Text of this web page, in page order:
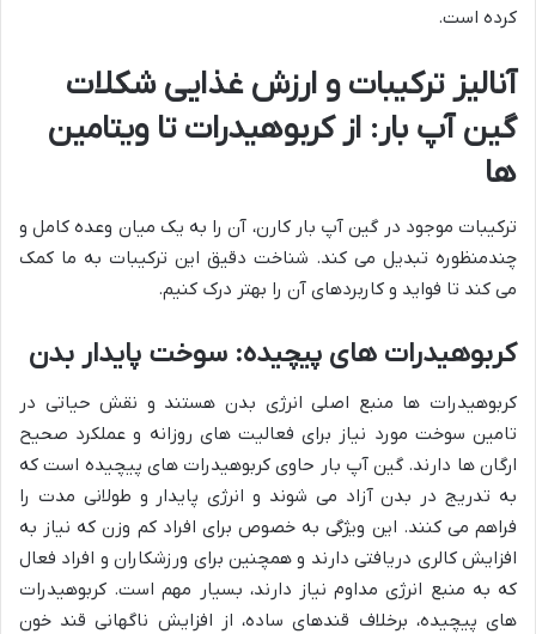
کرده است.
آنالیز ترکیبات و ارزش غذایی شکلات
گین آپ بار: از کربوهیدرات تا ویتامین
ها
ترکیبات موجود در گین آپ بار کارن، آن را به یک میان وعده کامل و
چندمنظوره تبدیل می کند. شناخت دقیق این ترکیبات به ما کمک
می کند تا فواید و کاربردهای آن را بهتر درک کنیم.
کربوهیدرات های پیچیده: سوخت پایدار بدن
کربوهیدرات ها منبع اصلی انرژی بدن هستند و نقش حیاتی در
تامین سوخت مورد نیاز برای فعالیت های روزانه و عملکرد صحیح
ارگان ها دارند. گین آپ بار حاوی کربوهیدرات های پیچیده است که
به تدریج در بدن آزاد می شوند و انرژی پایدار و طولانی مدت را
فراهم می کنند. این ویژگی به خصوص برای افراد کم وزن که نیاز به
افزایش کالری دریافتی دارند و همچنین برای ورزشکاران و افراد فعال
که به منبع انرژی مداوم نیاز دارند، بسیار مهم است. کربوهیدرات
های پیچیده، برخلاف قندهای ساده، از افزایش ناگهانی قند خون